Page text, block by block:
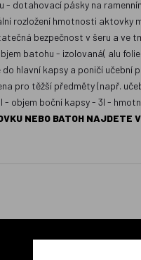
- dotahovací pásky na
rozložení hmotnosti aktovky
bezpečnost v šeru a ve
batohu - izolovaná( alu
hlavní kapsy a poničí
pro těžší předměty (např.
objem boční kapsy - 3l -
NEBO BATOH NAJDETE